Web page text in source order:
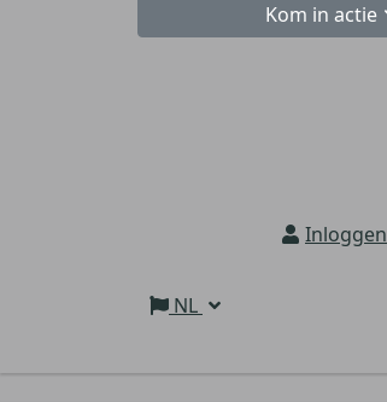
Kom in actie
Inloggen
NL